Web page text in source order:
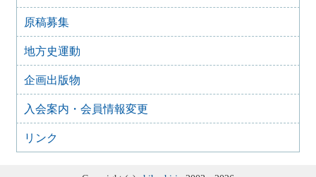
開催のお知らせ
2022年6月9日
料保存利用問題シンポジウム「アーカイブズ専門職問題の
新潮流」
2022年2月22日
首都圏形成史研究会 関東近世史研究会 合同例会「江戸
から東京へ」
2021年9月15日
第 16 回シンポジウム 歴史教科書・いままでとこれから
原稿募集
地方史運動
企画出版物
入会案内・会員情報変更
リンク